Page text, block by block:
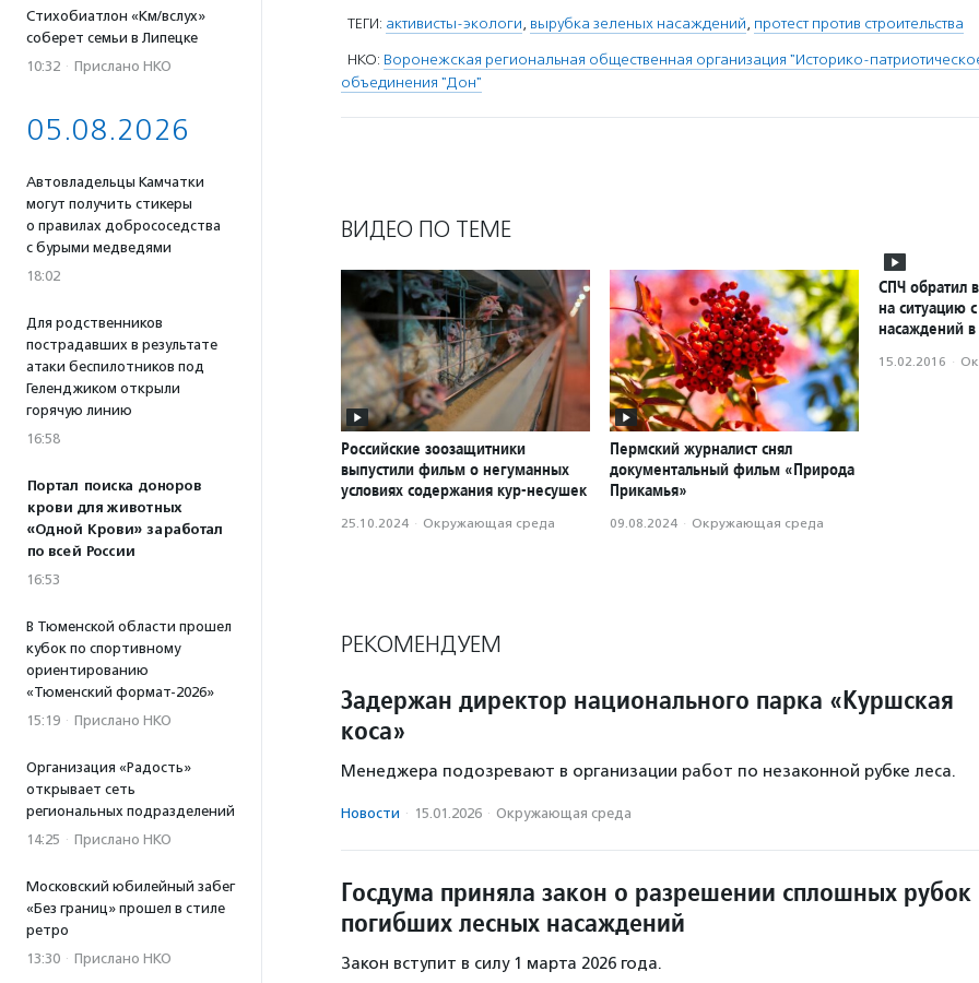
Стихобиатлон «Км/вслух»
соберет семьи в Липецке
10:32 · Прислано НКО
05.08.2026
Автовладельцы Камчатки
могут получить стикеры
о правилах добрососедства
с бурыми медведями
18:02
Для родственников
пострадавших в результате
атаки беспилотников под
Геленджиком открыли
горячую линию
16:58
Портал поиска доноров
крови для животных
«Одной Крови» заработал
по всей России
16:53
В Тюменской области прошел
кубок по спортивному
ориентированию
«Тюменский формат-2026»
15:19 · Прислано НКО
Организация «Радость»
открывает сеть
региональных подразделений
14:25 · Прислано НКО
Московский юбилейный забег
«Без границ» прошел в стиле
ретро
13:30 · Прислано НКО
ТЕГИ: активисты-экологи, вырубка зеленых насаждений, протест против строительства
НКО: Воронежская региональная общественная организация "Историко-
объединения "Дон"
ВИДЕО ПО ТЕМЕ
Российские зоозащитники
выпустили фильм о негуманных
условиях содержания кур-несушек
25.10.2024 · Окружающая среда
Пермский журналист снял
документальный фильм «Природа
Прикамья»
09.08.2024 · Окружающая среда
СПЧ обратил
на ситуацию
насаждений
15.02.2016 ·
РЕКОМЕНДУЕМ
Задержан директор национального парка «Куршская
коса»
Менеджера подозревают в организации работ по незаконной рубке леса.
Новости · 15.01.2026 · Окружающая среда
Госдума приняла закон о разрешении сплошных рубок
погибших лесных насаждений
Закон вступит в силу 1 марта 2026 года.